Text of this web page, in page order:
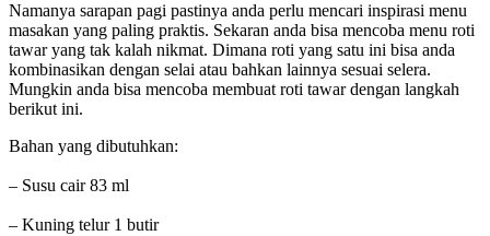
Namanya sarapan pagi pastinya anda perlu mencari inspirasi menu
masakan yang paling praktis. Sekaran anda bisa mencoba menu roti
tawar yang tak kalah nikmat. Dimana roti yang satu ini bisa anda
kombinasikan dengan selai atau bahkan lainnya sesuai selera.
Mungkin anda bisa mencoba membuat roti tawar dengan langkah
berikut ini.
Bahan yang dibutuhkan:
– Susu cair 83 ml
– Kuning telur 1 butir